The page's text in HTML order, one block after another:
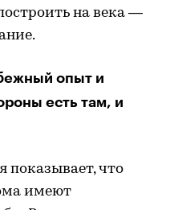
на века —
опыт и
есть там, и
что
имеют